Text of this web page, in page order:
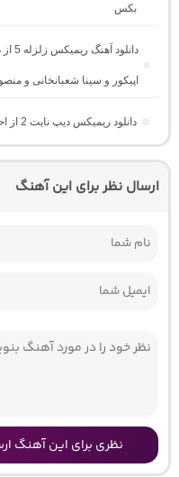
بکس
اپیکور و سینا شعبانخانی و
دانلود ریمیکس دیپ نایت 2 از احسان رمزی (ریمیکس طولانی غمگین)
ارسال نظر برای این آهنگ
نظری برای این آهنگ